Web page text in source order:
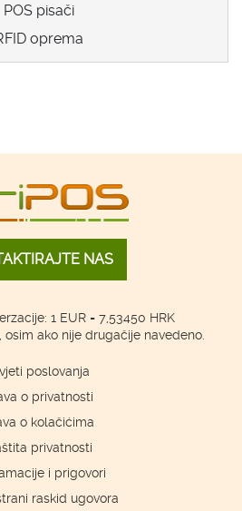
POS pisači
oprema
NAS
1 EUR = 7,53450 HRK
osim ako nije drugačije navedeno.
poslovanja
o privatnosti
o kolačićima
privatnosti
i prigovori
raskid ugovora